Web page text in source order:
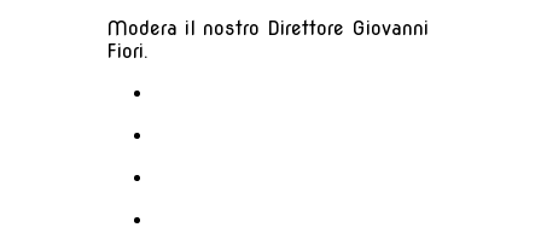
Modera il nostro Direttore Giovanni
Fiori.